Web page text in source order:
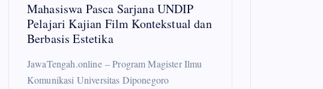
Mahasiswa Pasca Sarjana UNDIP
Pelajari Kajian Film Kontekstual dan
Berbasis Estetika
JawaTengah.online – Program Magister Ilmu
Komunikasi Universitas Diponegoro